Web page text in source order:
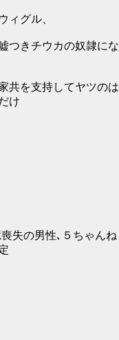
ィグル、
つきチウカの奴隷にな
共を支持してヤツのは
け
失の男性､５ちゃんね